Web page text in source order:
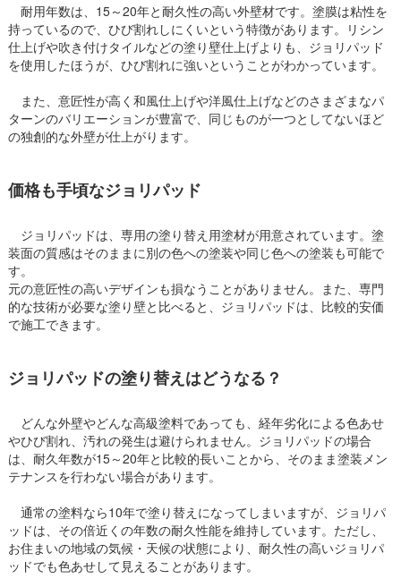
耐用年数は、15～20年と耐久性の高い外壁材です。塗膜は粘性を
持っているので、ひび割れしにくいという特徴があります。リシン
仕上げや吹き付けタイルなどの塗り壁仕上げよりも、ジョリパッド
を使用したほうが、ひび割れに強いということがわかっています。
また、意匠性が高く和風仕上げや洋風仕上げなどのさまざまなパ
ターンのバリエーションが豊富で、同じものが一つとしてないほど
の独創的な外壁が仕上がります。
価格も手頃なジョリパッド
ジョリパッドは、専用の塗り替え用塗材が用意されています。塗
装面の質感はそのままに別の色への塗装や同じ色への塗装も可能で
す。
元の意匠性の高いデザインも損なうことがありません。また、専門
的な技術が必要な塗り壁と比べると、ジョリパッドは、比較的安価
で施工できます。
ジョリパッドの塗り替えはどうなる？
どんな外壁やどんな高級塗料であっても、経年劣化による色あせ
やひび割れ、汚れの発生は避けられません。ジョリパッドの場合
は、耐久年数が15～20年と比較的長いことから、そのまま塗装メン
テナンスを行わない場合があります。
通常の塗料なら10年で塗り替えになってしまいますが、ジョリパ
ッドは、その倍近くの年数の耐久性能を維持しています。ただし、
お住まいの地域の気候・天候の状態により、耐久性の高いジョリパ
ッドでも色あせして見えることがあります。